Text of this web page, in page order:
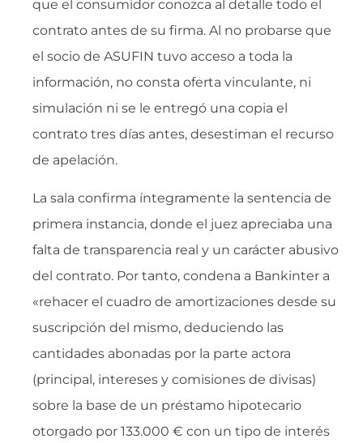
que el consumidor conozca al detalle todo el
contrato antes de su firma. Al no probarse que
el socio de ASUFIN tuvo acceso a toda la
información, no consta oferta vinculante, ni
simulación ni se le entregó una copia el
contrato tres días antes, desestiman el recurso
de apelación.
La sala confirma íntegramente la sentencia de
primera instancia, donde el juez apreciaba una
falta de transparencia real y un carácter abusivo
del contrato. Por tanto, condena a Bankinter a
«rehacer el cuadro de amortizaciones desde su
suscripción del mismo, deduciendo las
cantidades abonadas por la parte actora
(principal, intereses y comisiones de divisas)
sobre la base de un préstamo hipotecario
otorgado por 133.000 € con un tipo de interés